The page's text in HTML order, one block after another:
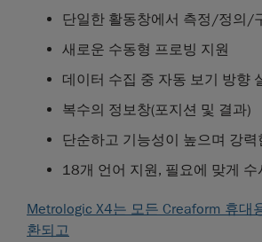
단일한 활동창에서 측정/정의/
새로운 수동형 프로빙 지원
데이터 수집 중 자동 보기 방향
복수의 정보창(포지션 및 결과)
단순하고 기능성이 높으며 강력
18개 언어 지원, 필요에 맞게 수
Metrologic X4는 모든 Creaform 휴대
환되고